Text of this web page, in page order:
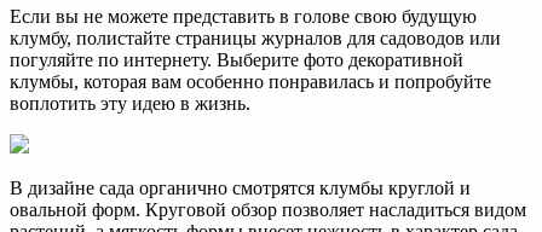
Если вы не можете представить в голове свою будущую
клумбу, полистайте страницы журналов для садоводов или
погуляйте по интернету. Выберите фото декоративной
клумбы, которая вам особенно понравилась и попробуйте
воплотить эту идею в жизнь.
В дизайне сада органично смотрятся клумбы круглой и
овальной форм. Круговой обзор позволяет насладиться видом